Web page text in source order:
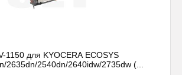
1150 для KYOCERA ECOSYS
2635dn/2540dn/2640idw/2735dw (...